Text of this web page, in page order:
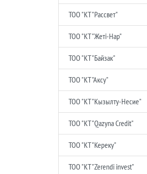
ТОО "КТ "Рассвет"
ТОО "КТ "Жеті-Нар"
ТОО "КТ "Байзак"
ТОО "КТ "Аксу"
ТОО "КТ "Кызылту-Несие"
ТОО "КТ "Qazyna Credit"
ТОО "КТ "Кереку"
ТОО "КТ "Zerendi invest"